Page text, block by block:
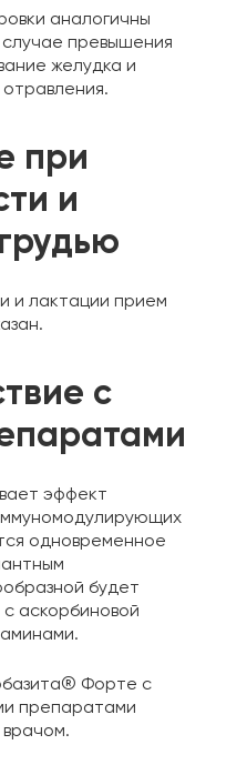
аналогичны
превышения
желудка и
при
и
и лактации прием
с
эффект
одновременное
будет
аскорбиновой
Форте с
препаратами
врачом.